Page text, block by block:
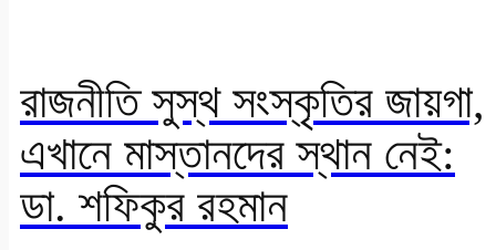
রাজনীতি সুস্থ সংস্কৃতির জায়গা,
এখানে মাস্তানদের স্থান নেই:
ডা. শফিকুর রহমান